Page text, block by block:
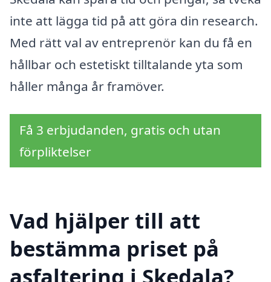
inte att lägga tid på att göra din research.
Med rätt val av entreprenör kan du få en
hållbar och estetiskt tilltalande yta som
håller många år framöver.
Få 3 erbjudanden, gratis och utan
förpliktelser
Vad hjälper till att
bestämma priset på
asfaltering i Skedala?